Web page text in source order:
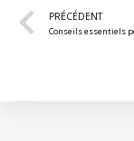
PRÉCÉDENT